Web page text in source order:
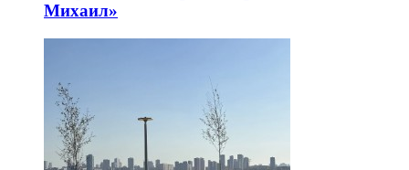
Михаил»